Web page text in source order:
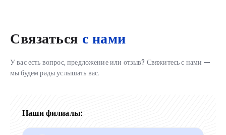
Связаться с нами
У вас есть вопрос, предложение или отзыв? Свяжитесь с нами —
мы будем рады услышать вас.
Наши филиалы: